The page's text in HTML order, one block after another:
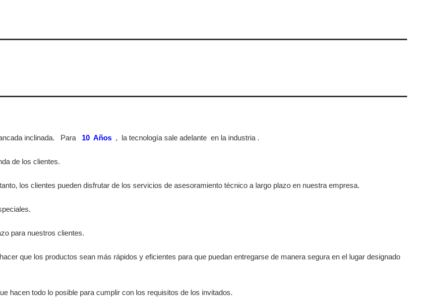
inclinada. Para 10 Años , la tecnología sale adelante en la industria .
de los clientes.
los clientes pueden disfrutar de los servicios de asesoramiento técnico a largo plazo en nuestra empresa.
para nuestros clientes.
que los productos sean más rápidos y eficientes para que puedan entregarse de manera segura en el lugar designado
hacen todo lo posible para cumplir con los requisitos de los invitados.